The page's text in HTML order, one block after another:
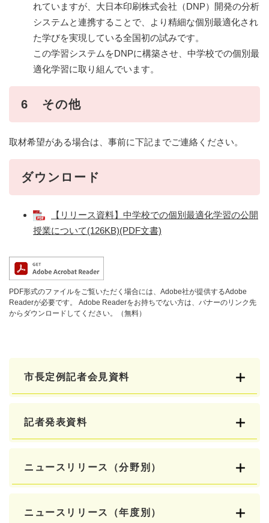
れていますが、大日本印刷株式会社（DNP）開発の分析
システムと連携することで、より精細な個別最適化され
た学びを実現している全国初の試みです。
この学習システムをDNPに構築させ、中学校での個別最
適化学習に取り組んでいます。
6 その他
取材希望がある場合は、事前に下記までご連絡ください。
ダウンロード
【リリース資料】中学校での個別最適化学習の公開
授業について(126KB)(PDF文書)
PDF形式のファイルをご覧いただく場合には、Adobe社が提供するAdobe
Readerが必要です。
Adobe Readerをお持ちでない方は、バナーのリンク先
からダウンロードしてください。（無料）
市長定例記者会見資料
記者発表資料
ニュースリリース（分野別）
ニュースリリース（年度別）